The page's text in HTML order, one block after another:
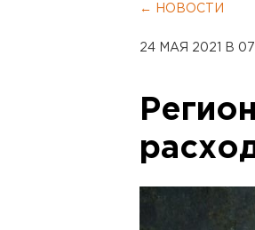
← НОВОСТИ
24 МАЯ 2021 В